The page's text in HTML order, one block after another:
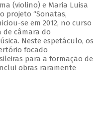
(violino) e Maria Luisa
projeto “Sonatas,
se em 2012, no curso
de câmara do
Neste espetáculo, os
focado
para a formação de
obras raramente